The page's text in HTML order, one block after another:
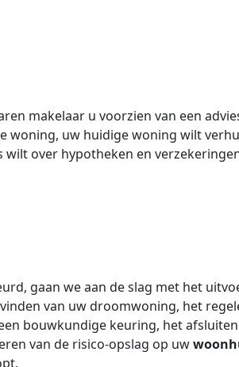
makelaar u voorzien van een
woning, uw huidige woning wilt
over hypotheken en
gaan we aan de slag met het
van uw droomwoning, het
bouwkundige keuring, het afsluiten
van de risico-opslag op uw